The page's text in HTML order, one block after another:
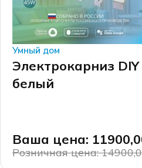
Умный дом
Электрокарниз
белый
Розничная цена:
Ваша цена: